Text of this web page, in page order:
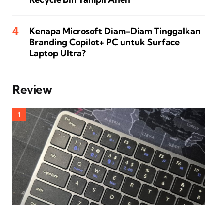
Kenapa Microsoft Diam-Diam Tinggalkan
Branding Copilot+ PC untuk Surface
Laptop Ultra?
Review